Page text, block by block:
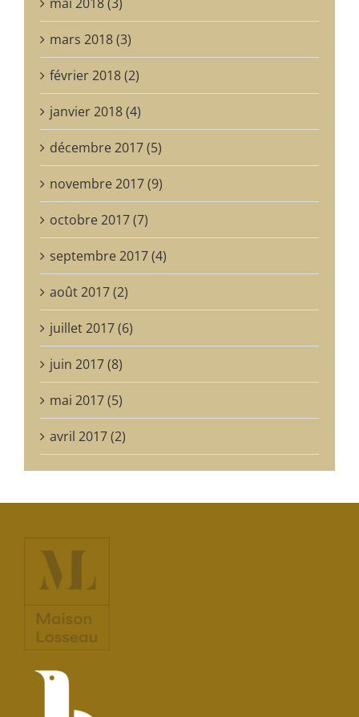
mars 2018 (3)
février 2018 (2)
janvier 2018 (4)
décembre 2017 (5)
novembre 2017 (9)
octobre 2017 (7)
septembre 2017 (4)
août 2017 (2)
juillet 2017 (6)
juin 2017 (8)
mai 2017 (5)
avril 2017 (2)